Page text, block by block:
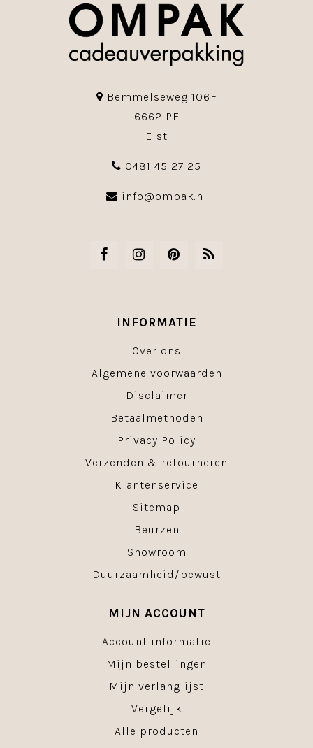
Bemmelseweg 106F
6662 PE
Elst
0481 45 27 25
info@ompak.nl
INFORMATIE
Over ons
Algemene voorwaarden
Disclaimer
Betaalmethoden
Privacy Policy
Verzenden & retourneren
Klantenservice
Sitemap
Beurzen
Showroom
Duurzaamheid/bewust
MIJN ACCOUNT
Account informatie
Mijn bestellingen
Mijn verlanglijst
Vergelijk
Alle producten